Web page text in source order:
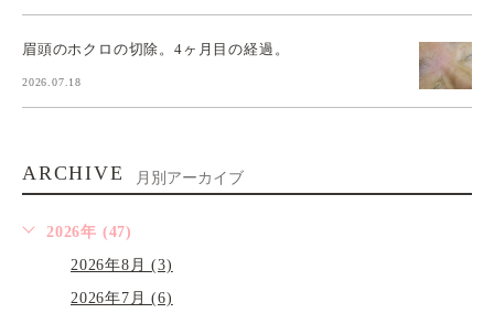
眉頭のホクロの切除。4ヶ月目の経過。
2026.07.18
ARCHIVE 月別アーカイブ
2026年 (47)
2026年8月 (3)
2026年7月 (6)